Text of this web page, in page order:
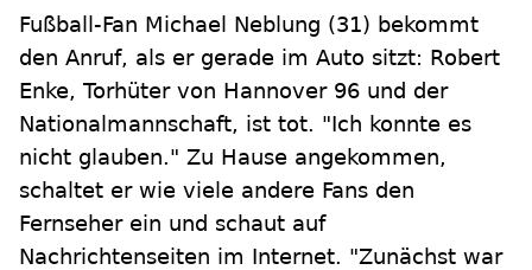
Fußball-Fan Michael Neblung (31) bekommt
den Anruf, als er gerade im Auto sitzt: Robert
Enke, Torhüter von Hannover 96 und der
Nationalmannschaft, ist tot. "Ich konnte es
nicht glauben." Zu Hause angekommen,
schaltet er wie viele andere Fans den
Fernseher ein und schaut auf
Nachrichtenseiten im Internet. "Zunächst war